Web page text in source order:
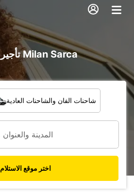
تأجير سيارة و شاحنة في Milan Sarca
شاحنات الفان والشاحنات العادية
اختر موقع الاستلام